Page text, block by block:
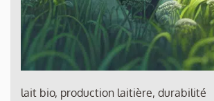
lait bio, production laitière, durabilité